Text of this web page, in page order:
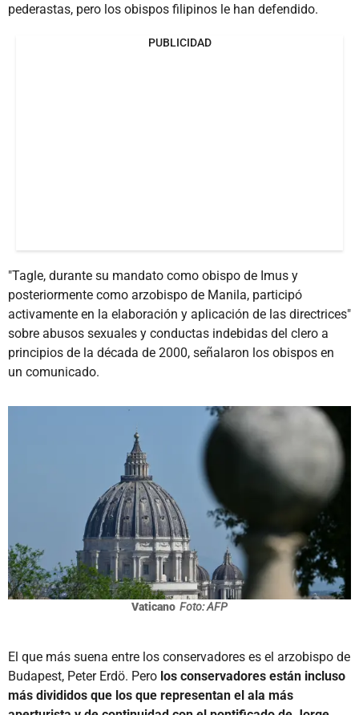
pederastas, pero los obispos filipinos le han defendido.
PUBLICIDAD
"Tagle, durante su mandato como obispo de Imus y
posteriormente como arzobispo de Manila, participó
activamente en la elaboración y aplicación de las directrices"
sobre abusos sexuales y conductas indebidas del clero a
principios de la década de 2000, señalaron los obispos en
un comunicado.
Vaticano Foto: AFP
El que más suena entre los conservadores es el arzobispo de
Budapest, Peter Erdö. Pero los conservadores están incluso
más divididos que los que representan el ala más